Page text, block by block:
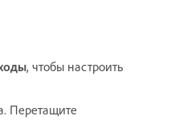
, чтобы настроить
Перетащите